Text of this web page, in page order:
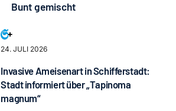
Bunt gemischt
24. JULI 2026
Invasive Ameisenart in Schifferstadt:
Stadt informiert über „Tapinoma
magnum“